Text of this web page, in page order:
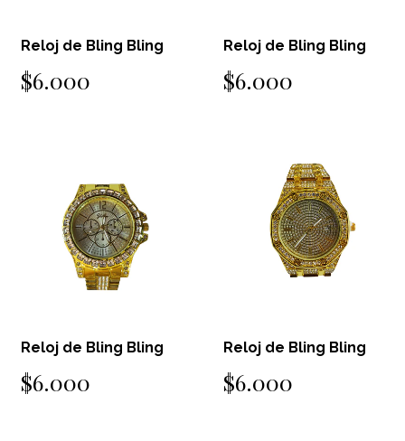
Reloj de Bling Bling
$6.000
Reloj de Bling Bling
$6.000
Reloj de Bling Bling
$6.000
Reloj de Bling Bling
$6.000